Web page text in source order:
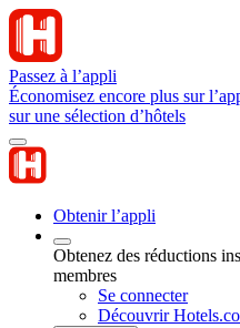
Passez à l’appli
Économisez encore plus sur
sur une sélection d’hôtels
Obtenir l’appli
Obtenez des réductions
membres
Se connecter
Découvrir